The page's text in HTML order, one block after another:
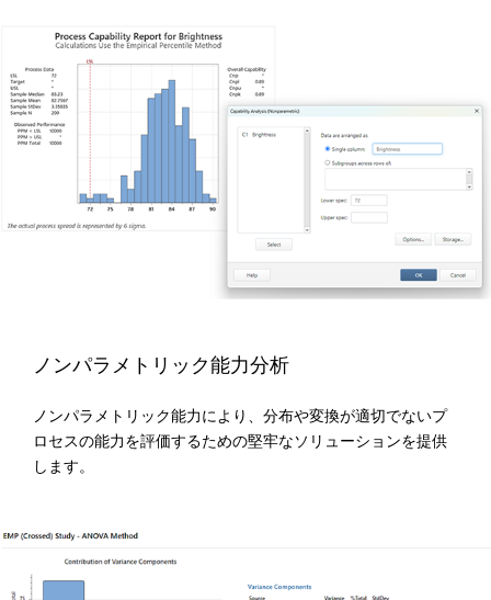
ノンパラメトリック能力分析
ノンパラメトリック能力により、分布や変換が適切でないプ
ロセスの能力を評価するための堅牢なソリューションを提供
します。